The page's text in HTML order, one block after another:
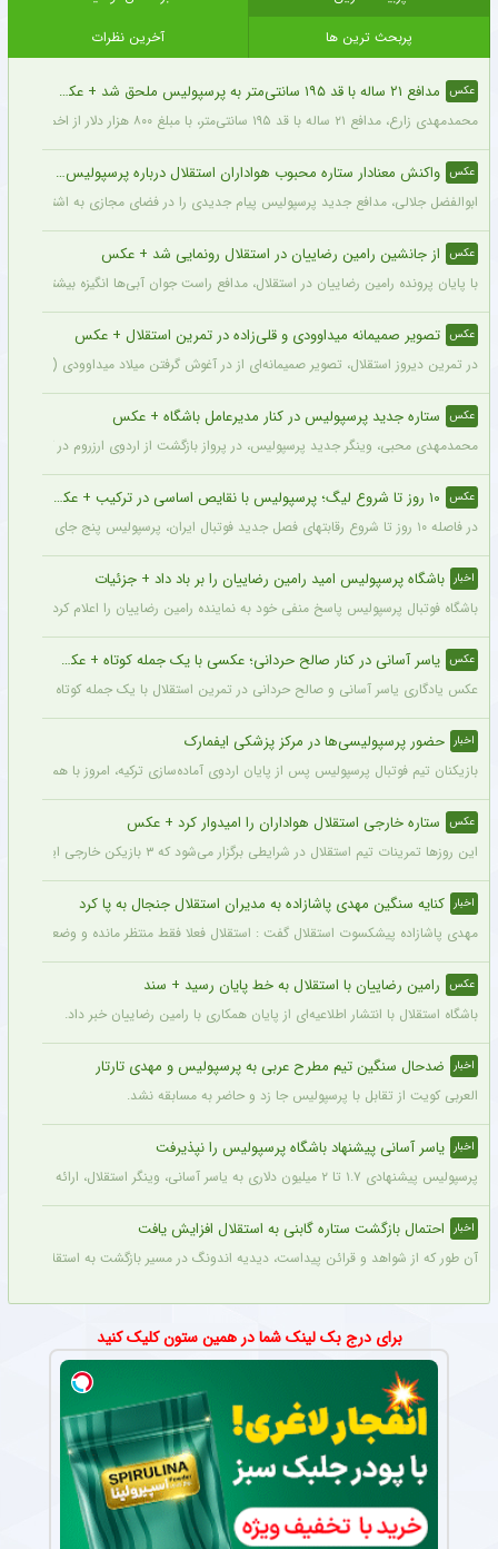
پربحث ترین ها
آخرین نظرات
عکس مدافع ۲۱ ساله با قد ۱۹۵ سانتی‌متر به پرسپولیس ملحق شد + عکس
محمدمهدی زارع، مدافع ۲۱ ساله با قد ۱۹۵ سانتی‌متر، با مبلغ ۸۰۰ هزار دلار از اخمت گروژنی به پرسپولیس پیوست.
عکس واکنش معنادار ستاره محبوب هواداران استقلال درباره پرسپولیس + عکس
ابوالفضل جلالی، مدافع جدید پرسپولیس پیام جدیدی را در فضای مجازی به اشتراک
عکس از جانشین رامین رضاییان در استقلال رونمایی شد + عکس
با پایان پرونده رامین رضاییان در استقلال، مدافع راست جوان آبی‌ها انگیزه بیشتری
عکس تصویر صمیمانه میداوودی و قلی‌زاده در تمرین استقلال + عکس
در تمرین دیروز استقلال، تصویر صمیمانه‌ای از در آغوش گرفتن میلاد میداوودی (مربی
عکس ستاره جدید پرسپولیس در کنار مدیرعامل باشگاه + عکس
محمدمهدی محبی، وینگر جدید پرسپولیس، در پرواز بازگشت از اردوی ارزروم در کنار
عکس ۱۰ روز تا شروع لیگ؛ پرسپولیس با نقایص اساسی در ترکیب + عکس
در فاصله ۱۰ روز تا شروع رقابتهای فصل جدید فوتبال ایران، پرسپولیس پنج جای خالی در فهرست بزرگسالان خود می‌بیند و البته نقایصی که در صورت عدم تکمیل تیم، میتواند آسیب بزرگی را در طول فصل به این تیم بزند. سرخپوشان در این پنجره نقل و انتقالات ۸ خرید را انجام دادند اما باتوجه به ضعف اسکواد فصل گذشته و همچنین کنار گذاشتن شش بازیکن، همچنان چند پست در تیم پرسپولیس خالی است.
اخبار باشگاه پرسپولیس امید رامین رضاییان را بر باد داد + جزئیات
باشگاه فوتبال پرسپولیس پاسخ منفی خود به نماینده رامین رضاییان را اعلام کرد.
عکس یاسر آسانی در کنار صالح حردانی؛ عکسی با یک جمله کوتاه + عکس
عکس یادگاری یاسر آسانی و صالح حردانی در تمرین استقلال با یک جمله کوتاه از سوی
اخبار حضور پرسپولیسی‌ها در مرکز پزشکی ایفمارک
بازیکنان تیم فوتبال پرسپولیس پس از پایان اردوی آماده‌سازی ترکیه، امروز با
عکس ستاره خارجی استقلال هواداران را امیدوار کرد + عکس
این روزها تمرینات تیم استقلال در شرایطی برگزار می‌شود که ۳ بازیکن خارجی این تیم با قدرت در کنار دیگر بازیکنان داخلی استقلال مشغول تمرین کردن هستند.
اخبار کنایه سنگین مهدی پاشازاده به مدیران استقلال جنجال به پا کرد
مهدی پاشازاده پیشکسوت استقلال گفت : استقلال فعلا فقط منتظر مانده و وضعیت
عکس رامین رضاییان با استقلال به خط پایان رسید + سند
باشگاه استقلال با انتشار اطلاعیه‌ای از پایان همکاری با رامین رضاییان خبر داد.
اخبار ضدحال سنگین تیم مطرح عربی به پرسپولیس و مهدی تارتار
العربی کویت از تقابل با پرسپولیس جا زد و حاضر به مسابقه نشد.
اخبار یاسر آسانی پیشنهاد باشگاه پرسپولیس را نپذیرفت
پرسپولیس پیشنهادی ۱.۷ تا ۲ میلیون دلاری به یاسر آسانی، وینگر استقلال، ارائه کرد، اما او نپذیرفت. آسانی تأکید کرد در فوتبال ایران فقط برای استقلال بازی خواهد کرد.
اخبار احتمال بازگشت ستاره گابنی به استقلال افزایش یافت
آن طور که از شواهد و قرائن پیداست، دیدیه اندونگ در مسیر بازگشت به استقلال قرار
برای درج بک لینک شما در همین ستون کلیک کنید